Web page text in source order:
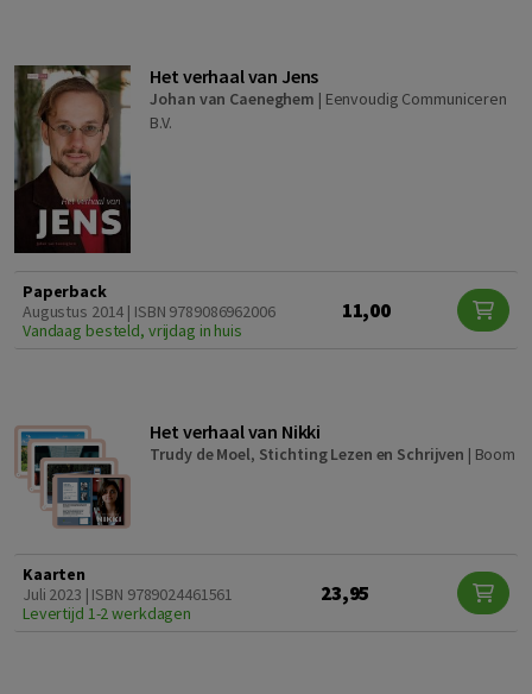
Het verhaal van Jens
Johan van Caeneghem | Eenvoudig Communiceren
B.V.
Paperback
Augustus 2014 | ISBN 9789086962006
Vandaag besteld, vrijdag in huis
11,00
Het verhaal van Nikki
Trudy de Moel, Stichting Lezen en Schrijven | Boom
Kaarten
Juli 2023 | ISBN 9789024461561
Levertijd 1-2 werkdagen
23,95